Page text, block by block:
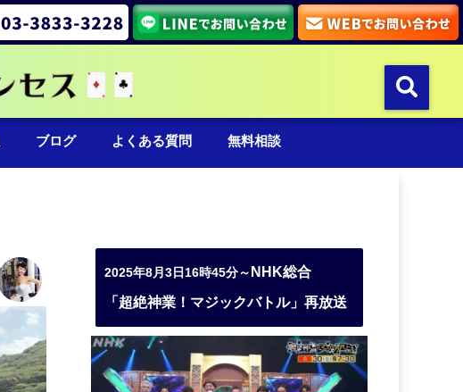
ブログ よくある質問 無料相談
2025年8月3日16時45分～ NHK総合
「超絶神業！マジックバトル」再放送